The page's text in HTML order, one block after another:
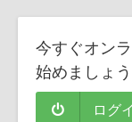
今すぐオン
始めましょう
ログ